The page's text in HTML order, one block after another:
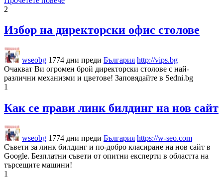
2
Избор на директорски офис столове
wseobg 1774 дни преди България http://vips.bg
Очакват Ви огромен брой директорски столове с най-
различни механизми и цветове! Заповядайте в Sedni.bg
1
Как се прави линк билдинг на нов сайт
wseobg 1774 дни преди България https://w-seo.com
Съвети за линк билдинг и по-добро класиране на нов сайт в
Google. Безплатни съвети от опитни експерти в областта на
търсещите машини!
1